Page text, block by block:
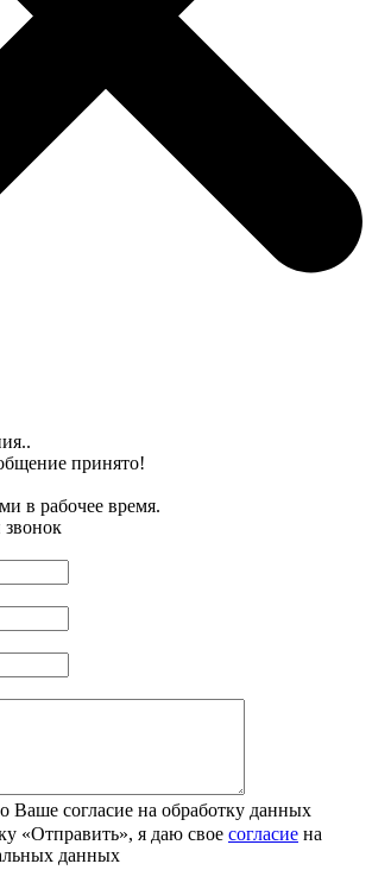
принято!
в рабочее время.
звонок
Ваше согласие на обработку данных
«Отправить», я даю свое согласие на
данных